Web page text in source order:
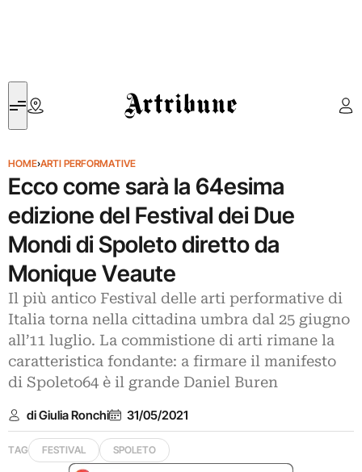
Artribune
HOME›ARTI PERFORMATIVE
Ecco come sarà la 64esima
edizione del Festival dei Due
Mondi di Spoleto diretto da
Monique Veaute
Il più antico Festival delle arti performative di
Italia torna nella cittadina umbra dal 25 giugno
all’11 luglio. La commistione di arti rimane la
caratteristica fondante: a firmare il manifesto
di Spoleto64 è il grande Daniel Buren
di Giulia Ronchi 31/05/2021
TAG FESTIVAL SPOLETO